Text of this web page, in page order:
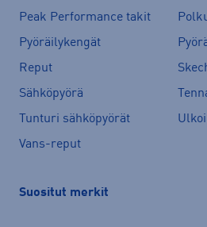
Peak Performance takit
Pyöräilykengät
Reput
Sähköpyörä
Tunturi sähköpyörät
Vans-reput
Suositut merkit